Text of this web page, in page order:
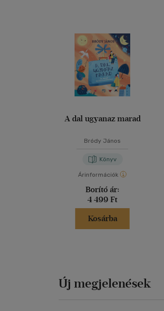
A dal ugyanaz marad
Bródy János
Könyv
Árinformációk
Borító ár:
4 499 Ft
Kosárba
Új megjelenések